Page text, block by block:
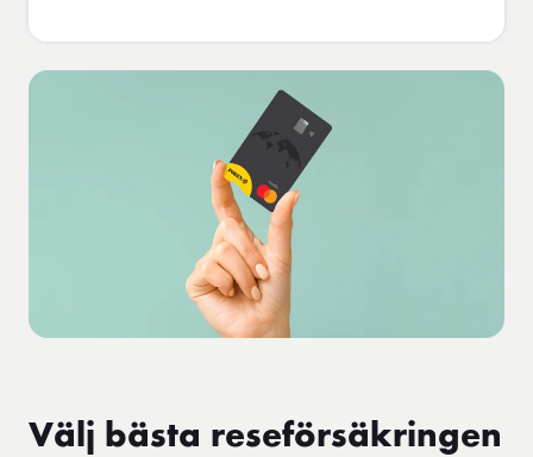
Välj bästa reseförsäkringen